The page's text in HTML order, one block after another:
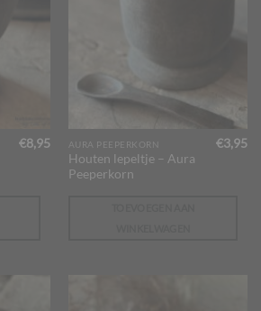
€8,95 AURA PEEPERKORN
Houten lepeltje – Aura
Peeperkorn
€3,95